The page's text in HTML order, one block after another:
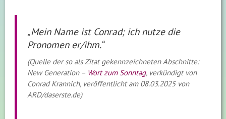
„Mein Name ist Conrad; ich nutze die
Pronomen er/ihm.“
(Quelle der so als Zitat gekennzeichneten Abschnitte:
New Generation – Wort zum Sonntag, verkündigt von
Conrad Krannich, veröffentlicht am 08.03.2025 von
ARD/daserste.de)